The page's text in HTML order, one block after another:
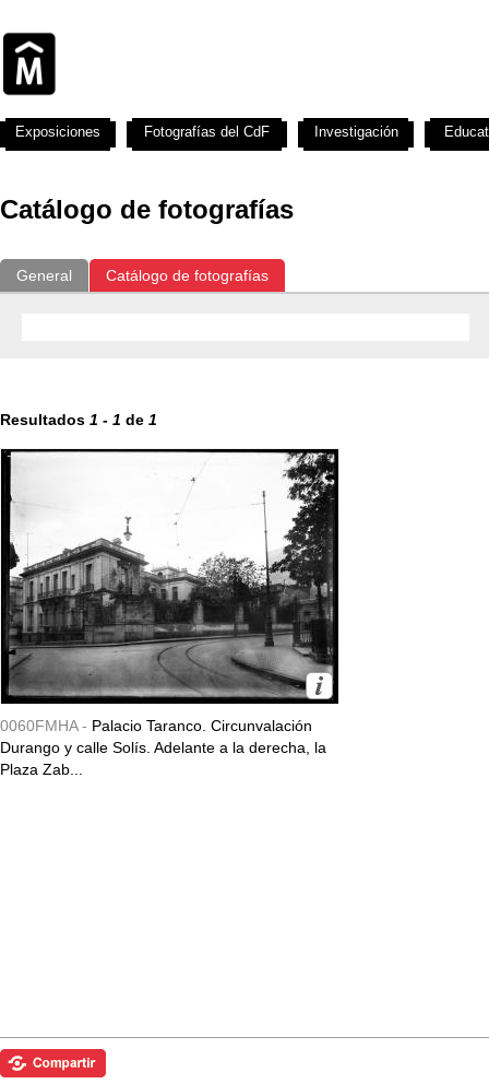
Catálogo de fotografías
General Catálogo de fotografías
Resultados 1 - 1 de 1
0060FMHA - Palacio Taranco. Circunvalación
Durango y calle Solís. Adelante a la derecha, la
Plaza Zab...
Exposiciones Fotografías del CdF Investigación